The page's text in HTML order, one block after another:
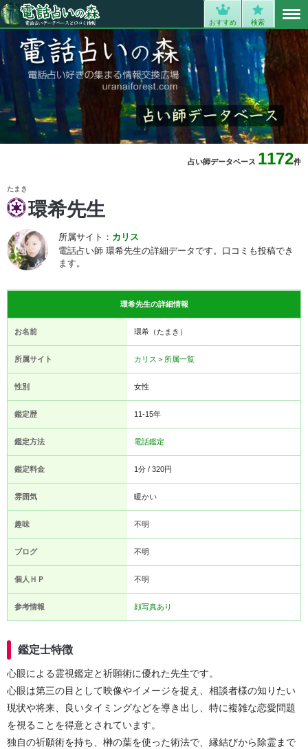
おすすめ 検索
占い師データベース 1172件
たまき
環希先生
所属サイト： カリス
電話占い師 環希先生の詳細データです。口コミも投稿でき
ます。
環希先生の詳細情報
お名前 環希（たまき）
所属サイト カリス ＞ 所属一覧
性別 女性
鑑定歴 11-15年
鑑定方法 電話鑑定
鑑定料金 1分 / 320円
雰囲気 暖かい
趣味 不明
ブログ 不明
個人ＨＰ 不明
参考情報 顔写真あり
鑑定士特徴
心眼による霊視鑑定と祈願術に優れた先生です。
心眼は第三の目として映像やイメージを捉え、相談者様の知りたい
現状や将来、良いタイミングなどを導き出し、特に複雑な恋愛問題
を視ることを得意とされています。
独自の祈願術を持ち、榊の葉を使った術法で、縁結びから除霊まで